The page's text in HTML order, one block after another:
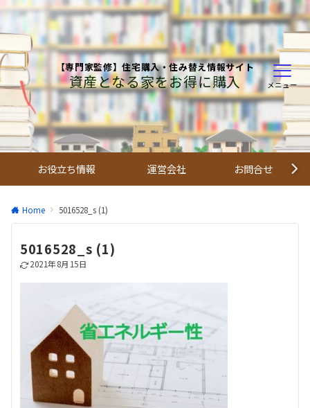
【専門家監修】住宅購入・住み替え情報サイト
資産となる家をお得に購入 メニュー
お役立ち情報 運営会社 お問合せ
Home 5016528_s (1)
5016528_s (1)
2021年8月15日